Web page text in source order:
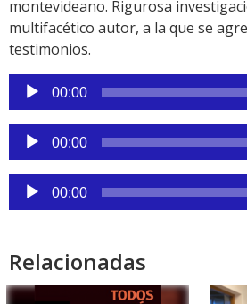
montevideano. Rigurosa
multifacético autor, a la que se
testimonios.
Reproductor
de
audio
00:00
Reproductor
de
audio
00:00
Reproductor
de
00:00
Relacionadas